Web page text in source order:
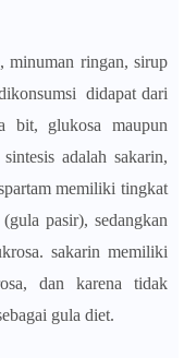
minuman ringan, sirup
didapat dari
bit, glukosa maupun
adalah sakarin,
memiliki tingkat
pasir), sedangkan
sakarin memiliki
dan karena tidak
gula diet.